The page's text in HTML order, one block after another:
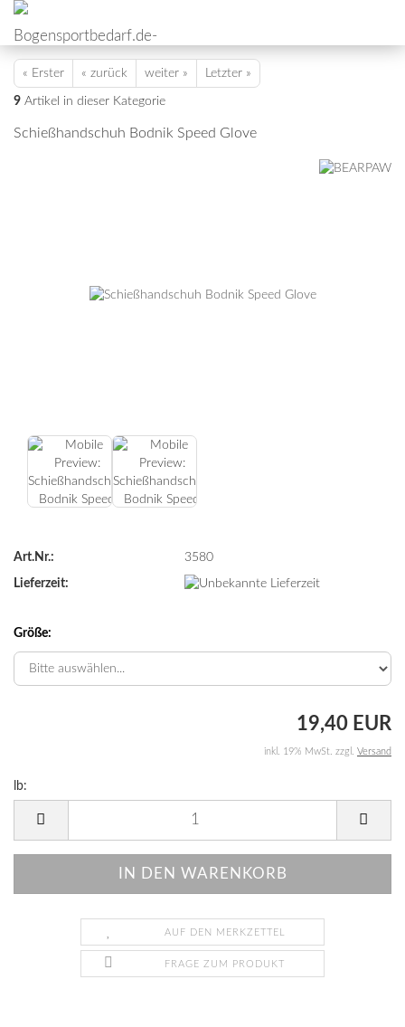
« Erster « zurück weiter » Letzter »
9 Artikel in dieser Kategorie
Schießhandschuh Bodnik Speed Glove
Art.Nr.: 3580
Lieferzeit:
Größe:
19,40 EUR
inkl. 19% MwSt. zzgl. Versand
lb:
AUF DEN MERKZETTEL
FRAGE ZUM PRODUKT